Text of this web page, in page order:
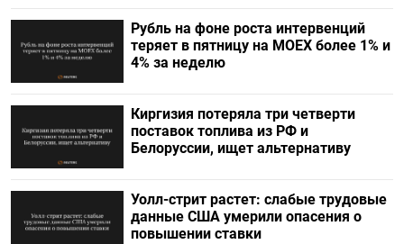
Рубль на фоне роста интервенций
теряет в пятницу на МОЕХ более 1% и
4% за неделю
Киргизия потеряла три четверти
поставок топлива из РФ и
Белоруссии, ищет альтернативу
Уолл-стрит растет: слабые трудовые
данные США умерили опасения о
повышении ставки